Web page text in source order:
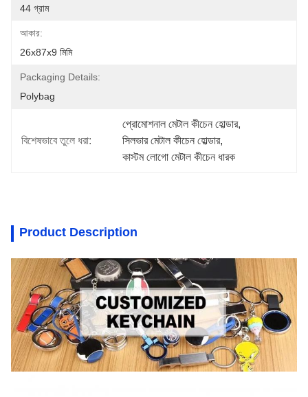
44 গ্রাম
আকার:
26x87x9 মিমি
Packaging Details:
Polybag
বিশেষভাবে তুলে ধরা:
প্রোমোশনাল মেটাল কীচেন হোল্ডার,
সিলভার মেটাল কীচেন হোল্ডার,
কাস্টম লোগো মেটাল কীচেন ধারক
Product Description